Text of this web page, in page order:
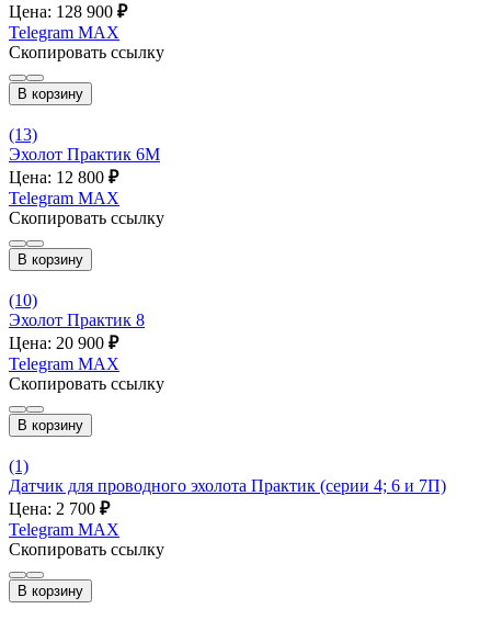
Цена: 128 900 ₽
Telegram MAX
Скопировать ссылку
В корзину
(13)
Эхолот Практик 6M
Цена: 12 800 ₽
Telegram MAX
Скопировать ссылку
В корзину
(10)
Эхолот Практик 8
Цена: 20 900 ₽
Telegram MAX
Скопировать ссылку
В корзину
(1)
Датчик для проводного эхолота Практик (серии 4; 6 и 7П)
Цена: 2 700 ₽
Telegram MAX
Скопировать ссылку
В корзину